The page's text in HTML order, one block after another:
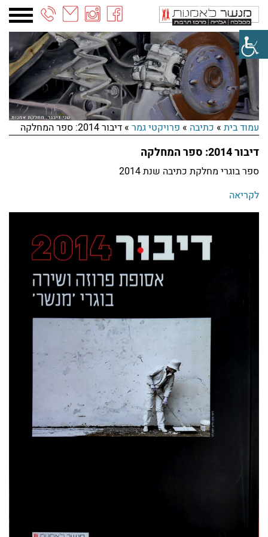
03-
6887090
עמוד בית » כתיבה » פרויקטי גמר »דיבור 2014: ספר המחלקה
דיבור 2014: ספר המחלקה
ספר בוגרי מחלקת כתיבה שנת 2014
לקריאה